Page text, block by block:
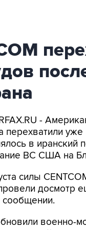
-
уже
в
ВС США на
силы
досмотр
сообщении.
военно-